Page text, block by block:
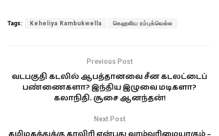
Tags: Keheliya Rambukwella கெஹலிய ரம்புக்வெல்ல
Previous Post
வடபகுதி கடலில் ஆபத்தானவை சீன கடலட்டைப்
பண்ணைகளா? இந்திய இழுவை மடிகளா?
கலாநிதி. சூசை ஆனந்தன்!
Next Post